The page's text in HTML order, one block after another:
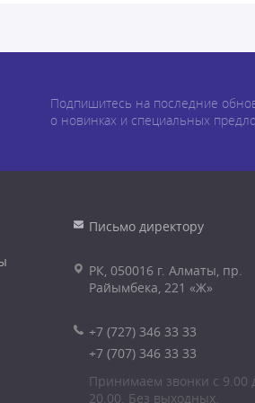
Подпишитесь на последние
о новинках и специальных
Письмо директору
РК, 050016 г. Алматы, пр.
Райымбека, 221 «Ж»
+7 (727) 346 33 33
+7 (707) 346 33 33
Принимаем звонки с 9.00
20.00. Без выходных.